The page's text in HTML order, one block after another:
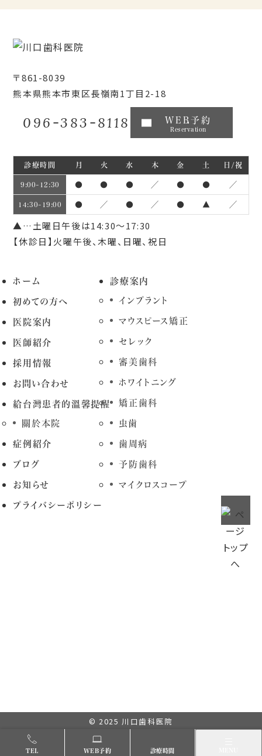
〒861-8039
熊本県熊本市東区長嶺南1丁目2-18
096-383-8118 WEB予約
Reservation
診療時間 月 火 水 木 金 土 日/祝
9:00~12:30 ● ● ● ／ ● ● ／
14:30~19:00 ● ／ ● ／ ● ▲ ／
▲…土曜日午後は14:30～17:30
【休診日】火曜午後、木曜、日曜、祝日
ホーム
初めての方へ
医院案内
医師紹介
採用情報
お問い合わせ
給台灣患者的溫馨提醒
關於本院
症例紹介
ブログ
お知らせ
プライバシーポリシー
診療案内
インプラント
マウスピース矯正
セレック
審美歯科
ホワイトニング
矯正歯科
虫歯
歯周病
予防歯科
マイクロスコープ
© 2025 川口歯科医院
TEL WEB予約 診療時間